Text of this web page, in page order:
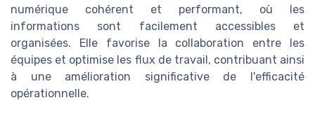
numérique cohérent et performant, où les
informations sont facilement accessibles et
organisées. Elle favorise la collaboration entre les
équipes et optimise les flux de travail, contribuant ainsi
à une amélioration significative de l'efficacité
opérationnelle.